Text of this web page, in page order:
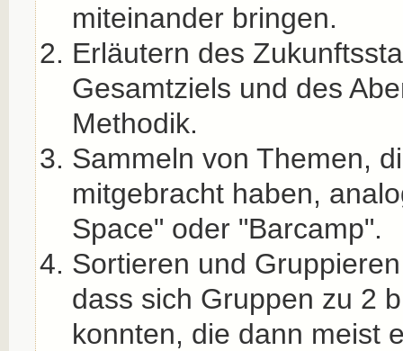
miteinander bringen.
Erläutern des
Gesamtziels und des
Methodik.
Sammeln von Themen,
mitgebracht haben,
Space" oder "Barcamp".
Sortieren und
dass sich Gruppen zu 2
konnten, die dann meist